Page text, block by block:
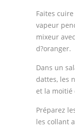
Faites
vapeur
mixeur
d?oranger.
Dans un
dattes, les
et la
Préparez
les collant